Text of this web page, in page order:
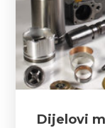
Dijelovi